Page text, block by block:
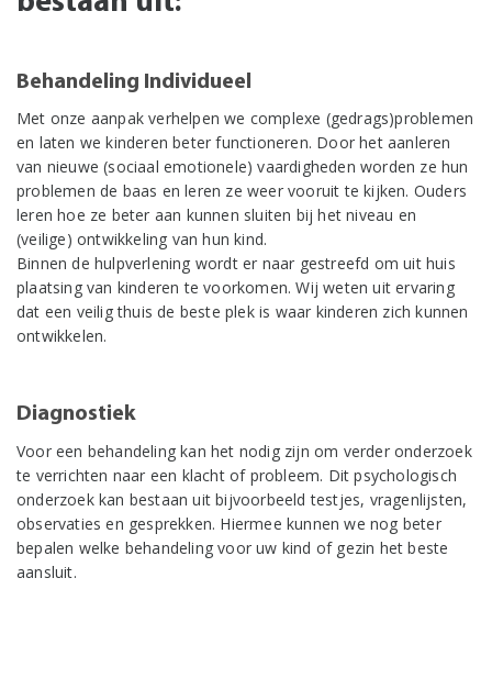
Behandeling Individueel
Met onze aanpak verhelpen we complexe (gedrags)problemen
en laten we kinderen beter functioneren. Door het aanleren
van nieuwe (sociaal emotionele) vaardigheden worden ze hun
problemen de baas en leren ze weer vooruit te kijken. Ouders
leren hoe ze beter aan kunnen sluiten bij het niveau en
(veilige) ontwikkeling van hun kind.
Binnen de hulpverlening wordt er naar gestreefd om uit huis
plaatsing van kinderen te voorkomen. Wij weten uit ervaring
dat een veilig thuis de beste plek is waar kinderen zich kunnen
ontwikkelen.
Diagnostiek
Voor een behandeling kan het nodig zijn om verder onderzoek
te verrichten naar een klacht of probleem. Dit psychologisch
onderzoek kan bestaan uit bijvoorbeeld testjes, vragenlijsten,
observaties en gesprekken. Hiermee kunnen we nog beter
bepalen welke behandeling voor uw kind of gezin het beste
aansluit.